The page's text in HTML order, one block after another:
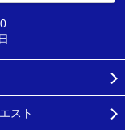
スト